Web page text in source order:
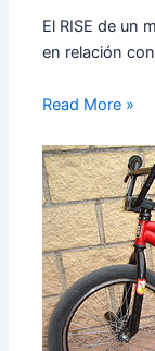
El RISE de un
en relación
Read More »